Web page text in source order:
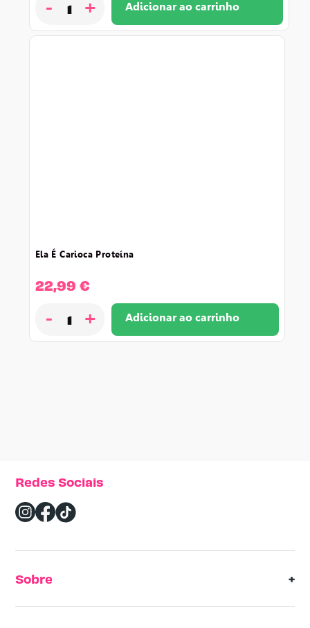
- + Adicionar ao carrinho
ela é carioca proteína
22,99 €
- + Adicionar ao carrinho
Redes Sociais
Sobre